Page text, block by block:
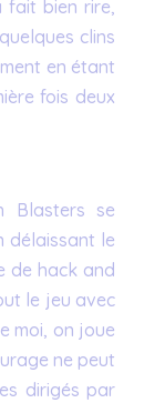
bien rire,
clins
en étant
fois deux
Blasters se
délaissant le
de hack and
le jeu avec
moi, on joue
ne peut
dirigés par